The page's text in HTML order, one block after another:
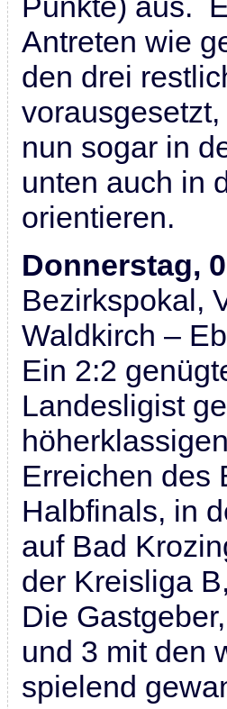
Antreten wie
den drei
nun sogar in
unten auch in
orientieren.
Donnerstag,
Bezirkspokal,
Waldkirch –
Ein 2:2
Landesligist
Erreichen des
Halbfinals, in
auf Bad
der Kreisliga
Die
und 3 mit den
spielend